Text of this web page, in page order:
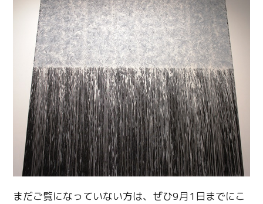
まだご覧になっていない方は、ぜひ9月1日までにこ